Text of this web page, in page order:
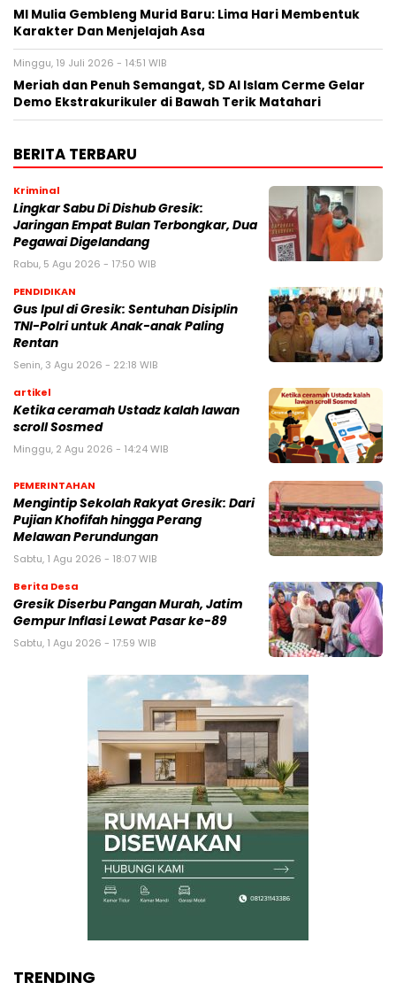
MI Mulia Gembleng Murid Baru: Lima Hari Membentuk
Karakter Dan Menjelajah Asa
Minggu, 19 Juli 2026 - 14:51 WIB
Meriah dan Penuh Semangat, SD Al Islam Cerme Gelar
Demo Ekstrakurikuler di Bawah Terik Matahari
BERITA TERBARU
Kriminal
Lingkar Sabu Di Dishub Gresik:
Jaringan Empat Bulan Terbongkar, Dua
Pegawai Digelandang
Rabu, 5 Agu 2026 - 17:50 WIB
PENDIDIKAN
Gus Ipul di Gresik: Sentuhan Disiplin
TNI-Polri untuk Anak-anak Paling
Rentan
Senin, 3 Agu 2026 - 22:18 WIB
artikel
Ketika ceramah Ustadz kalah lawan
scroll Sosmed
Minggu, 2 Agu 2026 - 14:24 WIB
PEMERINTAHAN
Mengintip Sekolah Rakyat Gresik: Dari
Pujian Khofifah hingga Perang
Melawan Perundungan
Sabtu, 1 Agu 2026 - 18:07 WIB
Berita Desa
Gresik Diserbu Pangan Murah, Jatim
Gempur Inflasi Lewat Pasar ke-89
Sabtu, 1 Agu 2026 - 17:59 WIB
TRENDING